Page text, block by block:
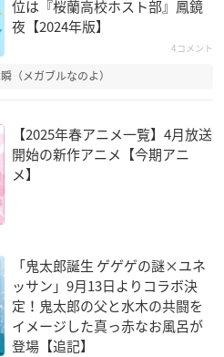
位は『桜蘭高校ホスト部』鳳鏡
夜【2024年版】
4コメント
（メガブルなのよ）
【2025年春アニメ一覧】4月放送
開始の新作アニメ【今期アニ
メ】
「鬼太郎誕生 ゲゲゲの謎×ユネ
ッサン」9月13日よりコラボ決
定！鬼太郎の父と水木の共闘を
イメージした真っ赤なお風呂が
登場【追記】